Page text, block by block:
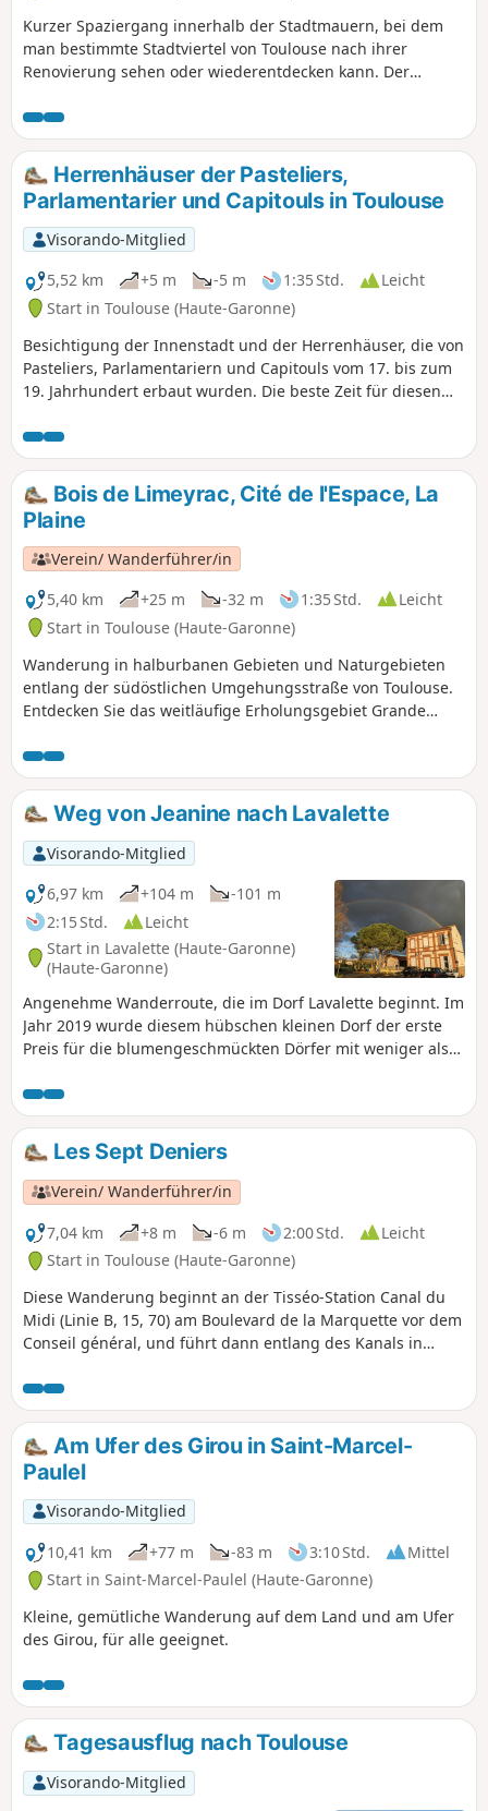
Kurzer Spaziergang innerhalb der Stadtmauern, bei dem
man bestimmte Stadtviertel von Toulouse nach ihrer
Renovierung sehen oder wiederentdecken kann. Der
auf die Gebäude als auch mit Blick auf den Boden, da die
Straßen entweder vollständig Fußgängerzonen oder
gemischt genutzt sind. Zahlreiche Sehenswürdigkeiten,
Gebäude aus vergangenen Jahrhunderten und Innenhöfe,
die man sich ansehen sollte, sofern der Eingang erlaubt ist.
Die Besichtigung der Sehenswürdigkeiten kann die Dauer
der Tour erheblich verlängern.
Herrenhäuser der Pasteliers,
Parlamentarier und Capitouls in Toulouse
Visorando-Mitglied
5,52 km
+5 m -5 m 1:35 Std.
Leicht
Start in Toulouse (Haute-Garonne)
Besichtigung der Innenstadt und der Herrenhäuser, die von
Pasteliers, Parlamentariern und Capitouls vom 17. bis zum
19. Jahrhundert erbaut wurden. Die beste Zeit für diesen
Wochentagen. Die Stadt ist dann voller Leben und in
Hochstimmung. Einige Tore der Herrenhäuser sind
geöffnet. In den kleinen Gassen des Zentrums muss man
den Kopf heben, um die Spitzen der Türme zu erblicken.
Vorhandene Straßenschilder.
Bois de Limeyrac, Cité de l'Espace, La
Plaine
Verein/ Wanderführer/in
5,40 km
+25 m -32 m 1:35 Std.
Leicht
Start in Toulouse (Haute-Garonne)
Wanderung in halburbanen Gebieten und Naturgebieten
entlang der südöstlichen Umgehungsstraße von Toulouse.
Entdecken Sie das weitläufige Erholungsgebiet Grande
geschützten Wald von Limayrac. Abstieg zum Grüngürtel,
um entlang der Cité de l'Espace zu wandern. Zahlreiche
Möglichkeiten, sich auszuruhen, Sport zu treiben oder mit
den Kindern zu spielen.
Weg von Jeanine nach Lavalette
Visorando-Mitglied
6,97 km
+104 m
-101 m
2:15 Std.
Leicht
Start in Lavalette (Haute-Garonne)
(Haute-Garonne)
Angenehme Wanderroute, die im Dorf Lavalette beginnt. Im
Jahr 2019 wurde diesem hübschen kleinen Dorf der erste
Preis für die blumengeschmückten Dörfer mit weniger als
Les Sept Deniers
Verein/ Wanderführer/in
7,04 km
+8 m -6 m 2:00 Std.
Leicht
Start in Toulouse (Haute-Garonne)
Diese Wanderung beginnt an der Tisséo-Station Canal du
Midi (Linie B, 15, 70) am Boulevard de la Marquette vor dem
Conseil général, und führt dann entlang des Kanals in
über den Garonne-Damm und den Canal de Brienne, um
nach Compans Cafarelli (Linie B, 45, L1, L14) zu gelangen.
Am Start- und am Zielpunkt befinden sich Fahrradstationen.
Am Ufer des Girou in Saint-Marcel-
Paulel
Visorando-Mitglied
10,41 km
+77 m -83 m 3:10 Std.
Mittel
Start in Saint-Marcel-Paulel (Haute-Garonne)
Kleine, gemütliche Wanderung auf dem Land und am Ufer
des Girou, für alle geeignet.
Tagesausflug nach Toulouse
Visorando-Mitglied